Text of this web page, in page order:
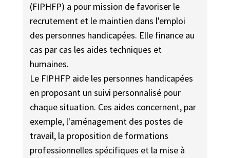
(FIPHFP) a pour mission de favoriser le
recrutement et le maintien dans l'emploi
des personnes handicapées. Elle finance au
cas par cas les aides techniques et
humaines.
Le FIPHFP aide les personnes handicapées
en proposant un suivi personnalisé pour
chaque situation. Ces aides concernent, par
exemple, l'aménagement des postes de
travail, la proposition de formations
professionnelles spécifiques et la mise à